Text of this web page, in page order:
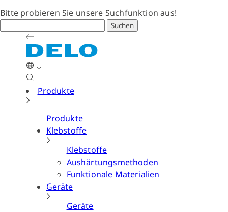
Bitte probieren Sie unsere Suchfunktion aus!
Suchen
Produkte
Produkte
Klebstoffe
Klebstoffe
Aushärtungsmethoden
Funktionale Materialien
Geräte
Geräte